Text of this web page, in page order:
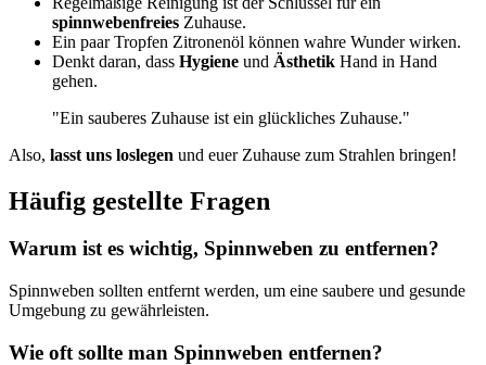
spinnwebenfreies Zuhause.
Ein paar Tropfen Zitronenöl können wahre Wunder wirken.
Denkt daran, dass Hygiene und Ästhetik Hand in Hand
gehen.
"Ein sauberes Zuhause ist ein glückliches Zuhause."
Also, lasst uns loslegen und euer Zuhause zum Strahlen bringen!
Häufig gestellte Fragen
Warum ist es wichtig, Spinnweben zu entfernen?
Spinnweben sollten entfernt werden, um eine saubere und gesunde
Umgebung zu gewährleisten.
Wie oft sollte man Spinnweben entfernen?